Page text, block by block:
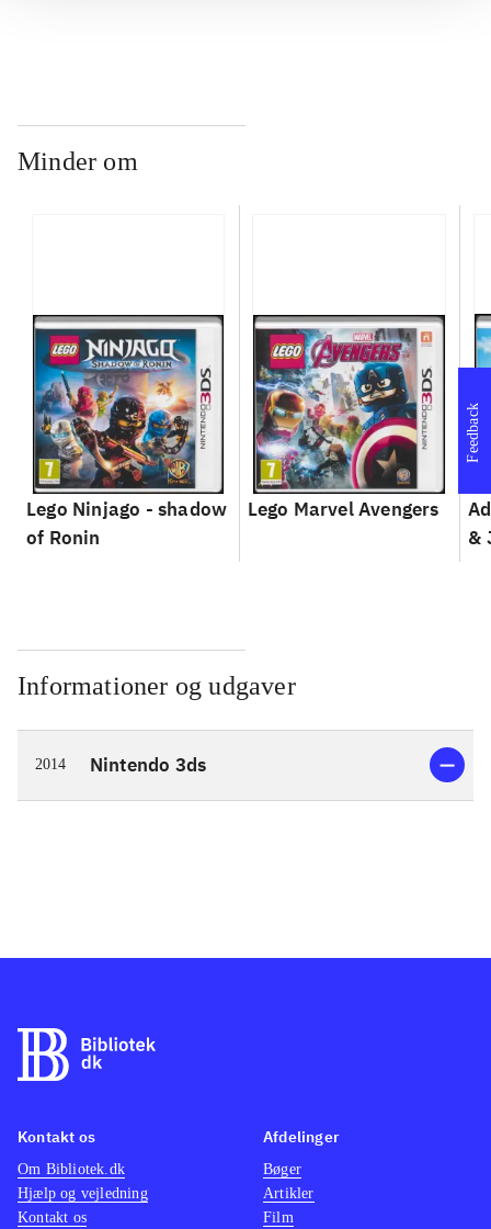
Minder om
Lego Ninjago - shadow
of Ronin
Lego Marvel Avengers
&
Informationer og udgaver
2014 Nintendo 3ds
Feedback
Kontakt os
Om Bibliotek.dk
Hjælp og vejledning
Kontakt os
Afdelinger
Bøger
Artikler
Film